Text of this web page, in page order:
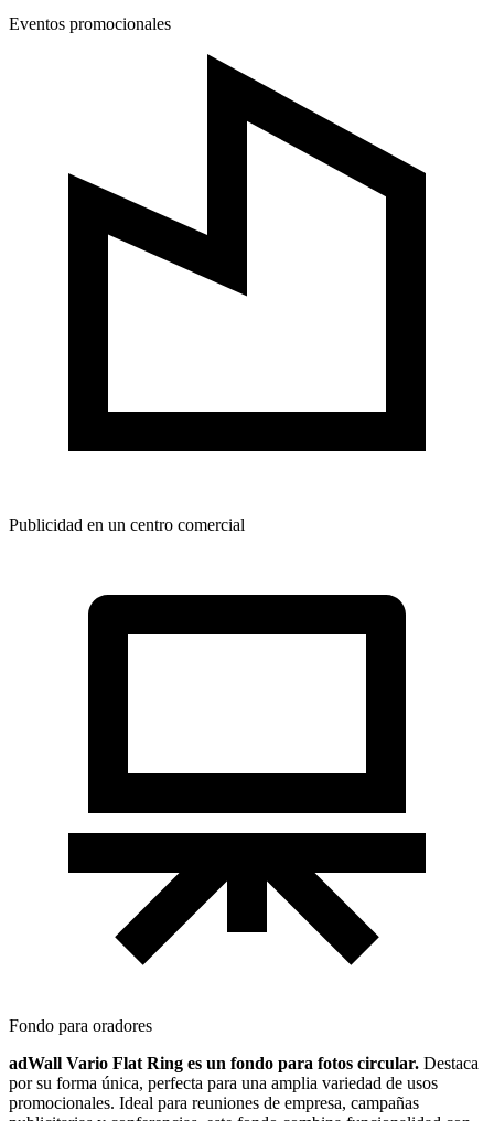
Eventos promocionales
Publicidad en un centro comercial
Fondo para oradores
adWall Vario Flat Ring es un fondo para fotos circular. Destaca
por su forma única, perfecta para una amplia variedad de usos
promocionales. Ideal para reuniones de empresa, campañas